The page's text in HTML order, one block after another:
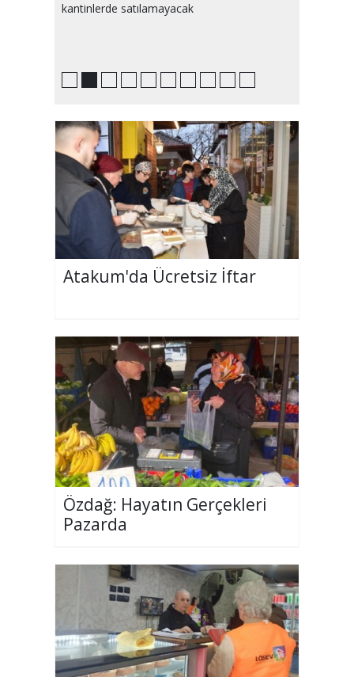
kantinlerde satılamayacak
Atakum'da Ücretsiz İftar
Özdağ: Hayatın Gerçekleri
Pazarda